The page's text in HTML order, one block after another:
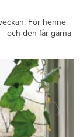
För henne
och den får gärna